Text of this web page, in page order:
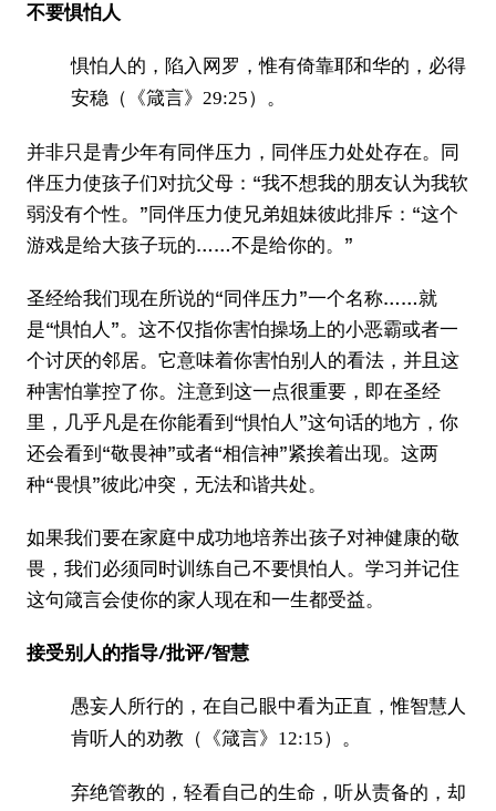
不要惧怕人
惧怕人的，陷入网罗，惟有倚靠耶和华的，必得
安稳（《箴言》29:25）。
并非只是青少年有同伴压力，同伴压力处处存在。同
伴压力使孩子们对抗父母：“我不想我的朋友认为我软
弱没有个性。”同伴压力使兄弟姐妹彼此排斥：“这个
游戏是给大孩子玩的……不是给你的。”
圣经给我们现在所说的“同伴压力”一个名称……就
是“惧怕人”。这不仅指你害怕操场上的小恶霸或者一
个讨厌的邻居。它意味着你害怕别人的看法，并且这
种害怕掌控了你。注意到这一点很重要，即在圣经
里，几乎凡是在你能看到“惧怕人”这句话的地方，你
还会看到“敬畏神”或者“相信神”紧挨着出现。这两
种“畏惧”彼此冲突，无法和谐共处。
如果我们要在家庭中成功地培养出孩子对神健康的敬
畏，我们必须同时训练自己不要惧怕人。学习并记住
这句箴言会使你的家人现在和一生都受益。
接受别人的指导/批评/智慧
愚妄人所行的，在自己眼中看为正直，惟智慧人
肯听人的劝教（《箴言》12:15）。
弃绝管教的，轻看自己的生命，听从责备的，却